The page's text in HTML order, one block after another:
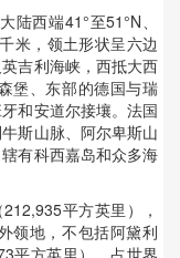
西端41°至51°N、
米，领土形状呈六边
吉利海峡，西抵大西
堡、东部的德国与瑞
和安道尔接壤。法国
斯山脉、阿尔卑斯山
有科西嘉岛和众多海
平方英里），
领地，不包括阿黛利
平方英里），占世界